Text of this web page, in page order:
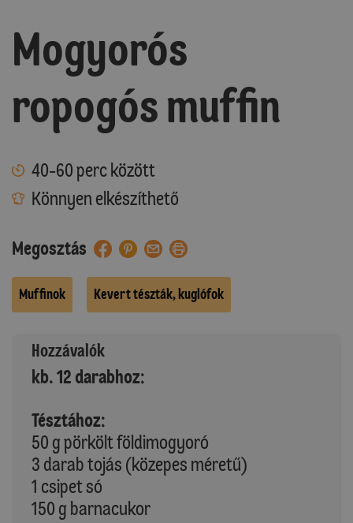
Mogyorós
ropogós muffin
40-60 perc között
Könnyen elkészíthető
Megosztás
Muffinok Kevert tészták, kuglófok
Hozzávalók
kb. 12 darabhoz:
Tésztához:
50 g pörkölt földimogyoró
3 darab tojás (közepes méretű)
1 csipet só
150 g barnacukor